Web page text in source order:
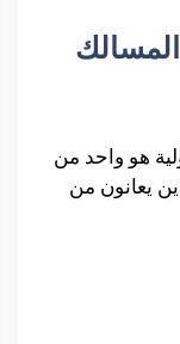
هو واحد من
يعانون من